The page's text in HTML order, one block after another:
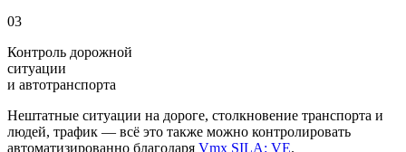
03
Контроль дорожной
ситуации
и автотранспорта
Нештатные ситуации на дороге, столкновение транспорта и
людей, трафик — всё это также можно контролировать
автоматизированно благодаря Vmx SILA: VE.